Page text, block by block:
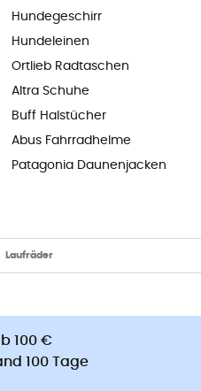
Hundegeschirr
Hundeleinen
Ortlieb Radtaschen
Altra Schuhe
Buff Halstücher
Abus Fahrradhelme
Patagonia Daunenjacken
Laufräder
100 €
100 Tage